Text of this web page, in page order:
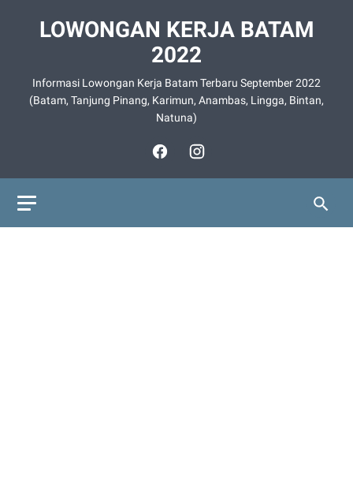
LOWONGAN KERJA BATAM
2022
Informasi Lowongan Kerja Batam Terbaru September 2022
(Batam, Tanjung Pinang, Karimun, Anambas, Lingga, Bintan,
Natuna)